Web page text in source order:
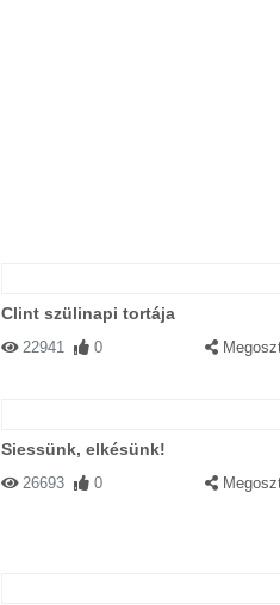
Clint szülinapi tortája
22941 0
Siessünk, elkésünk!
26693 0